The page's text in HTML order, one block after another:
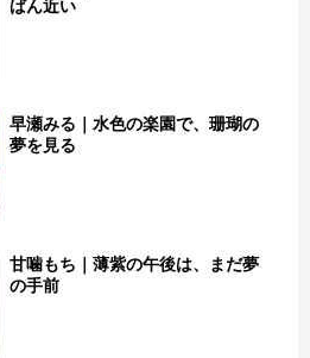
ばん近い
早瀬みる｜水色の楽園で、珊瑚の
夢を見る
甘噛もち｜薄紫の午後は、まだ夢
の手前